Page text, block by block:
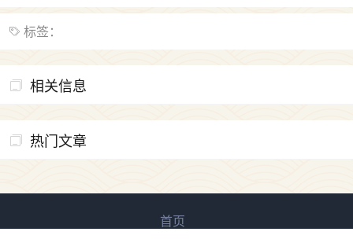
标签：
相关信息
热门文章
首页